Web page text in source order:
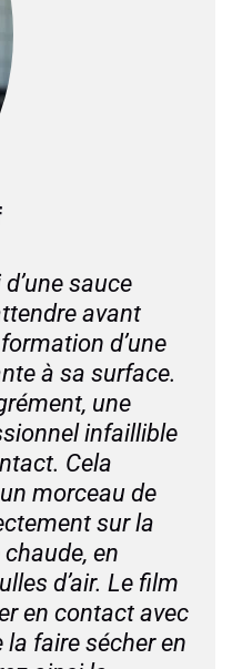
sauce
avant
d’une
à sa surface.
une
infaillible
. Cela
morceau de
sur la
en
d’air. Le film
en contact avec
la faire sécher en